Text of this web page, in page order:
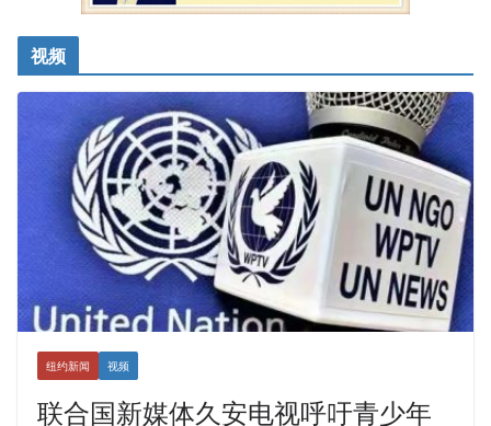
视频
纽约新闻 视频
联合国新媒体久安电视呼吁青少年